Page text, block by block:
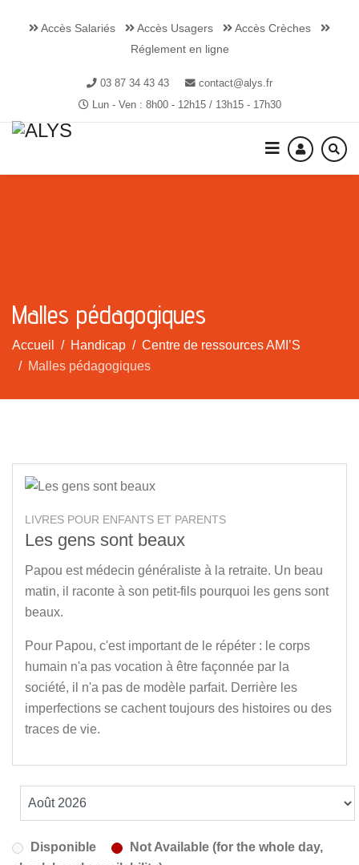
Accès Salariés Accès Usagers
Accès Crèches
Réglement en ligne
03 87 34 43 43
contact@alys.fr
Lun - Ven : 8h00 - 12h15 / 13h15 - 17h30
Malles pédagogiques
Accueil Handicap
Centre de ressources AMI’S
Malles pédagogiques
LIVRES POUR ENFANTS ET PARENTS
Les gens sont beaux
Papou est médecin généraliste à la retraite. Un beau
matin, il raconte à son petit-fils pourquoi les gens sont
beaux.
Pour Papou, c'est important de le répéter : le corps
humain n'a pas vocation à être façonnée par la
société, il n'a pas de modèle parfait. Derrière les
imperfections se cachent toujours des histoires ou des
traces de vie.
Disponible
Not Available (for the whole day,